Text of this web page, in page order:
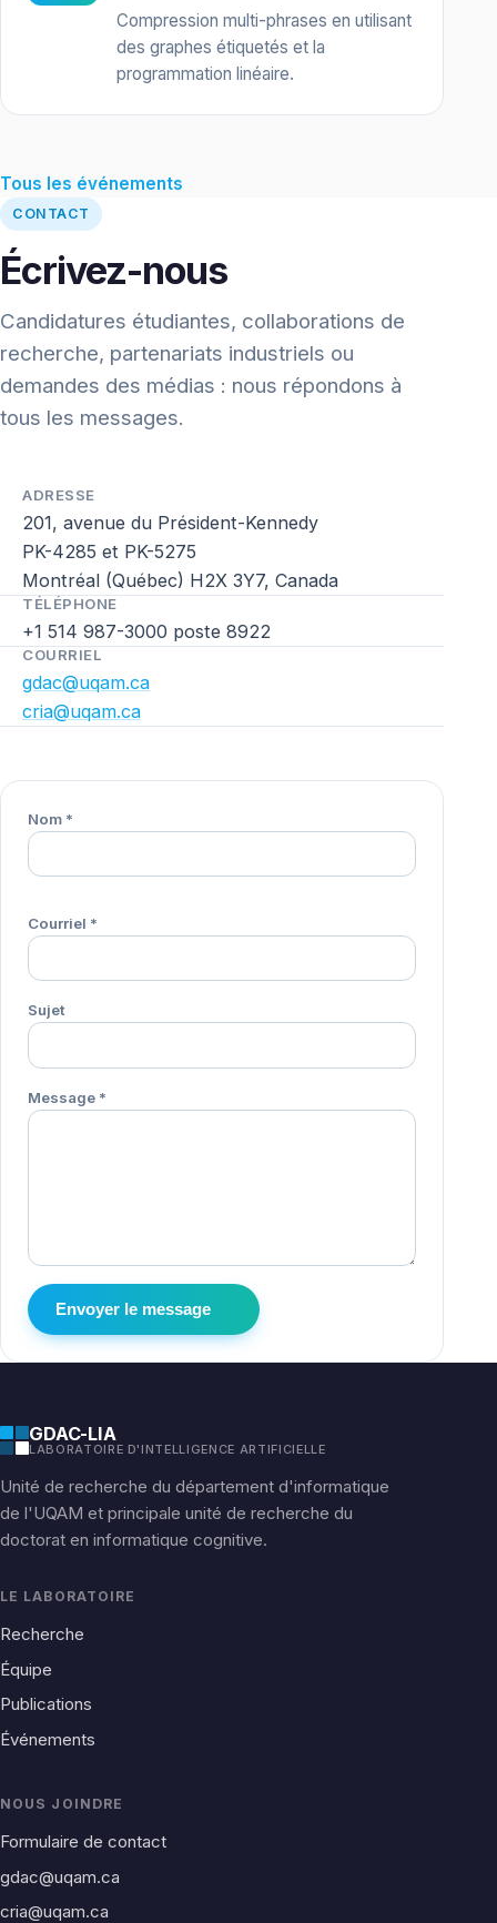
Compression multi-phrases en utilisant
des graphes étiquetés et la
programmation linéaire.
Tous les événements
CONTACT
Écrivez-nous
Candidatures étudiantes, collaborations de
recherche, partenariats industriels ou
demandes des médias : nous répondons à
tous les messages.
ADRESSE
201, avenue du Président-Kennedy
PK-4285 et PK-5275
Montréal (Québec) H2X 3Y7, Canada
TÉLÉPHONE
+1 514 987-3000 poste 8922
COURRIEL
gdac@uqam.ca
cria@uqam.ca
Nom *
Courriel *
Sujet
Message *
Envoyer le message
GDAC-LIA
LABORATOIRE D'INTELLIGENCE ARTIFICIELLE
Unité de recherche du département d'informatique
de l'UQAM et principale unité de recherche du
doctorat en informatique cognitive.
LE LABORATOIRE
Recherche
Équipe
Publications
Événements
NOUS JOINDRE
Formulaire de contact
gdac@uqam.ca
cria@uqam.ca